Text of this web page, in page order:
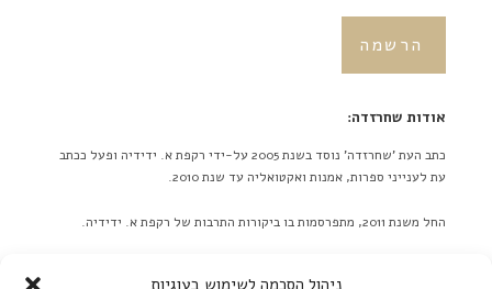
ניהול הסכמה לשימוש בעוגיות
אודות שחרזדה:
כתב העת 'שחרזדה' נוסד בשנת 2005 על-ידי רקפת א. ידידיה ופעל ככתב
עת לענייני ספרות, אמנות ואקטואליה עד שנת 2010.
החל משנת 2011, מתפרסמות בו ביקורות התרבות של רקפת א. ידידיה.